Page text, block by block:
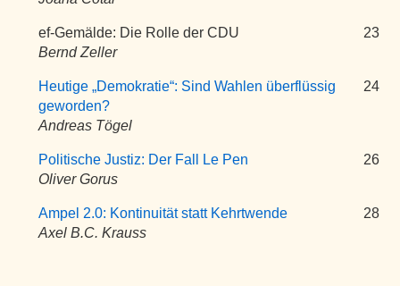
ef-Gemälde: Die Rolle der CDU
Bernd Zeller
23
Heutige „Demokratie“: Sind Wahlen überflüssig
geworden?
Andreas Tögel
24
Politische Justiz: Der Fall Le Pen
Oliver Gorus
26
Ampel 2.0: Kontinuität statt Kehrtwende
Axel B.C. Krauss
28